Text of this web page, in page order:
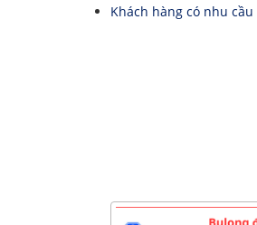
Khách hàng có nhu
Zalo :